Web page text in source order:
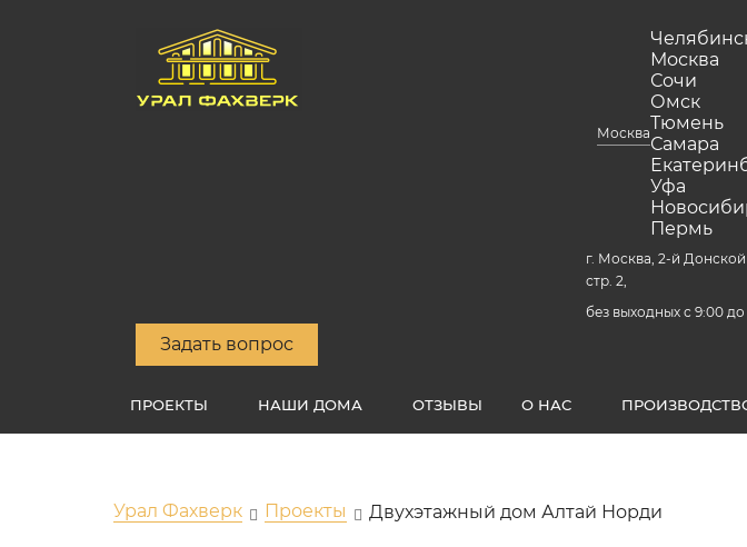
Москва
Москва
Сочи
Омск
Тюмень
Самара
Уфа
Пермь
г. Москва, 2-й Донской
стр. 2,
без выходных с 9:00 до
Задать вопрос
ПРОЕКТЫ НАШИ ДОМА ОТЗЫВЫ О НАС
Урал Фахверк Проекты Двухэтажный дом Алтай Норди